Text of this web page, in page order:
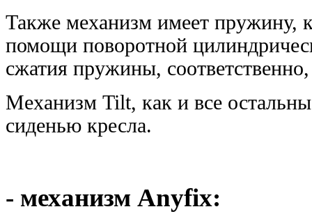
Также механизм имеет пружину,
помощи поворотной
сжатия пружины,
Механизм Tilt, как и все
сиденью кресла.
- механизм Anyfix: